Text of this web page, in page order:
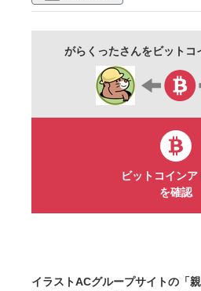
母 線画 祖母
シニア 元気 楽しい 生活
女性
親子 人 男子
がらくったさんをビットコ
ビットコインア
を確認
イラストACグループサイトの「